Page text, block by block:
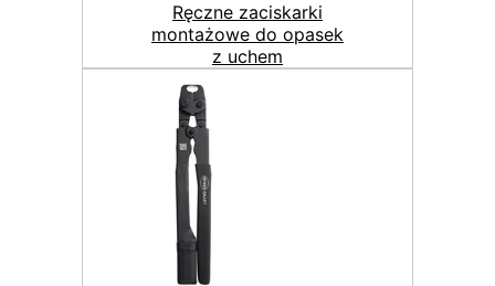
Ręczne zaciskarki
montażowe do opasek
z uchem